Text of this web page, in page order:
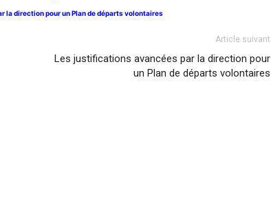
la direction pour un Plan de départs volontaires
Article suivant
Les justifications avancées par la direction pour
un Plan de départs volontaires